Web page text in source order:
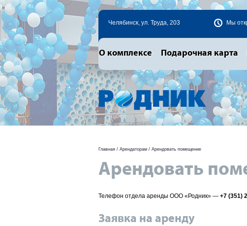
Челябинск, ул. Труда, 203 Мы
О комплексе Подарочная карта
Главная/ Арендаторам/ Арендовать помещение
Арендовать
Телефон отдела аренды ООО «Родник» — +7 (351)
Заявка на аренду